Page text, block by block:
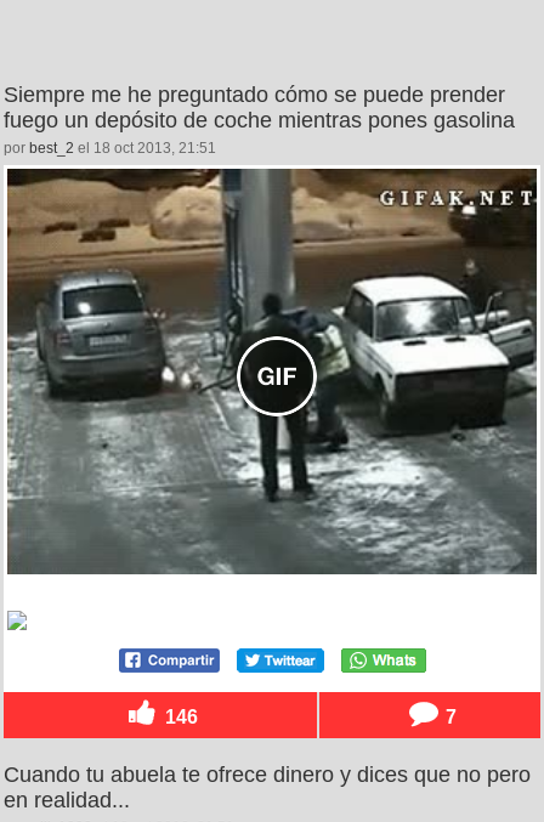
Siempre me he preguntado cómo se puede prender
fuego un depósito de coche mientras pones gasolina
por best_2 el 18 oct 2013, 21:51
146 7
Cuando tu abuela te ofrece dinero y dices que no pero
en realidad...